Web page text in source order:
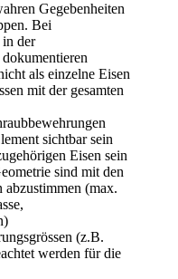
Gegebenheiten
Bei
der
als einzelne Eisen
mit der gesamten
sichtbar sein
Eisen sein
sind mit den
abzustimmen (max.
(z.B.
werden für die